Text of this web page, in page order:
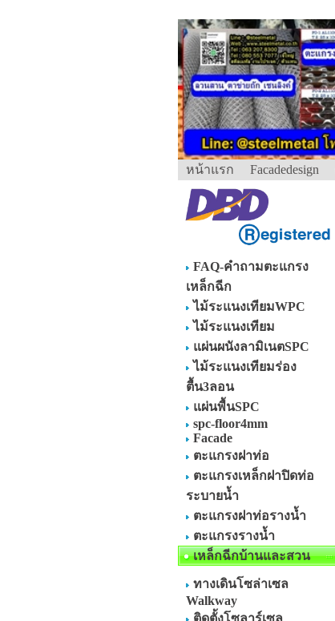
หน้าแรก Facadedesign
FAQ-คำถามตะแกรง
เหล็กฉีก
ไม้ระแนงเทียมWPC
ไม้ระแนงเทียม
แผ่นผนังลามิเนตSPC
ไม้ระแนงเทียมร่อง
ตื้น3ลอน
แผ่นพื้นSPC
spc-floor4mm
Facade
ตะแกรงฝาท่อ
ตะแกรงเหล็กฝาปิดท่อ
ระบายน้ำ
ตะแกรงฝาท่อรางน้ำ
ตะแกรงรางน้ำ
เหล็กฉีกบ้านและสวน
ทางเดินโซล่าเซล
Walkway